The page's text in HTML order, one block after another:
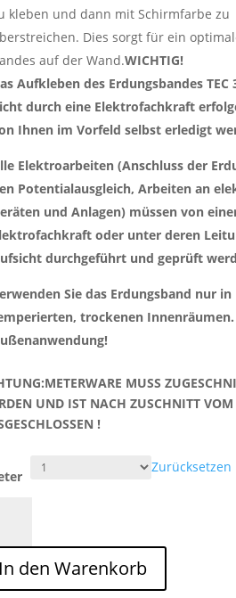
kleben und dann mit Schirmfarbe zu
Dies sorgt für ein
auf der Wand.WICHTIG!
Aufkleben des Erdungsbandes TEC
durch eine Elektrofachkraft
Ihnen im Vorfeld selbst erledigt
Elektroarbeiten (Anschluss der
Potentialausgleich, Arbeiten an
und Anlagen) müssen von
oder unter deren
durchgeführt und geprüft
Sie das Erdungsband nur
trockenen
MUSS
UND IST NACH ZUSCHNITT
!
Zurücksetzen
In den Warenkorb